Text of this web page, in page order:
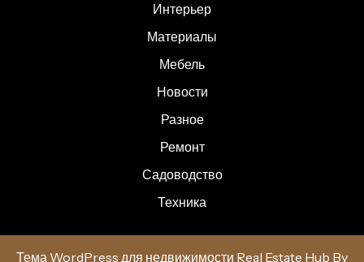
Интерьер
Материалы
Мебель
Новости
Разное
Ремонт
Садоводство
Техника
Тема WordPress для недвижимости Real Estate Hub By